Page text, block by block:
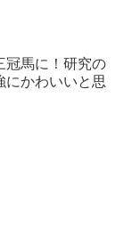
冠馬に！研究の
にかわいいと思